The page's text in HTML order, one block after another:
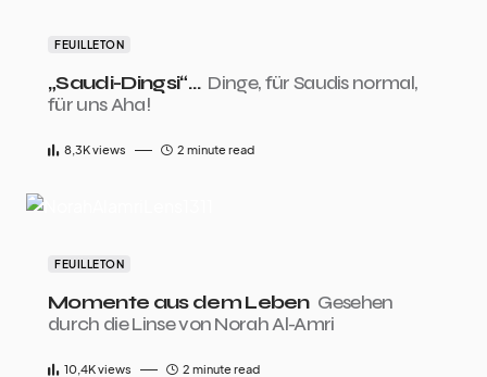
FEUILLETON
„Saudi-Dingsi“… Dinge, für Saudis normal,
für uns Aha!
8,3Kviews 2 minute read
FEUILLETON
Momente aus dem Leben Gesehen
durch die Linse von Norah Al-Amri
10,4Kviews 2 minute read